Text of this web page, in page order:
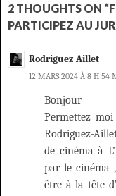
2 THOUGHTS ON
PARTICIPEZ AU
Rodriguez Aillet
12 MARS 2024 À 8 H 54
Bonjour
Permettez
Rodriguez-
de cinéma à
par le cinéma
être à la tête